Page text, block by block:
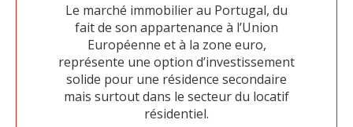
Le marché immobilier au Portugal, du
fait de son appartenance à l’Union
Européenne et à la zone euro,
représente une option d’investissement
solide pour une résidence secondaire
mais surtout dans le secteur du locatif
résidentiel.